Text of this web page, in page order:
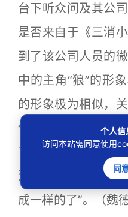
台下听众问及其公
是否来自于《三消
到了该公司人员的
中的主角“狼”的形
的形象极为相似，
体对于关于此游戏
可的质疑，而该公
漫画形象都差不多
成一样的了”。（魏德
个人信
访问本站需同意使用
同